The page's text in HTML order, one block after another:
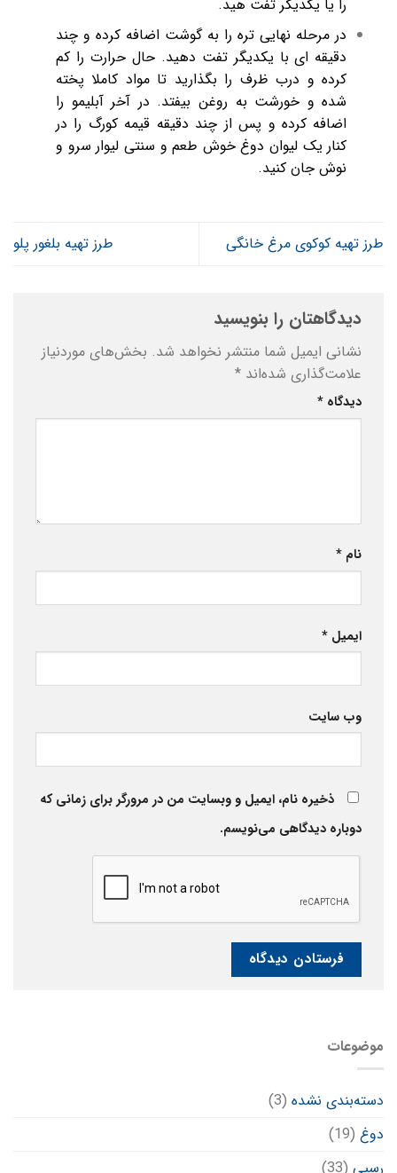
را یا یکدیگر تفت هید.
در مرحله نهایی تره را به گوشت اضافه کرده و چند
دقیقه ای با یکدیگر تفت دهید. حال حرارت را کم
کرده و درب ظرف را بگذارید تا مواد کاملا پخته
شده و خورشت به روغن بیفتد. در آخر آبلیمو را
اضافه کرده و پس از چند دقیقه قیمه کورگ را در
کنار یک لیوان دوغ خوش طعم و سنتی لیوار سرو و
نوش جان کنید.
طرز تهیه کوکوی مرغ خانگی طرز تهیه بلغور پلو
دیدگاهتان را بنویسید
نشانی ایمیل شما منتشر نخواهد شد. بخش‌های موردنیاز
علامت‌گذاری شده‌اند *
دیدگاه *
نام *
ایمیل *
وب‌ سایت
ذخیره نام، ایمیل و وبسایت من در مرورگر برای زمانی که
دوباره دیدگاهی می‌نویسم.
موضوعات
دسته‌بندی نشده (3)
دوغ (19)
رسپی (33)